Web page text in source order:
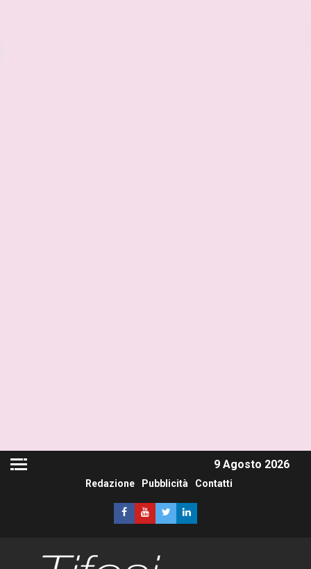
9 Agosto 2026
Redazione Pubblicità Contatti